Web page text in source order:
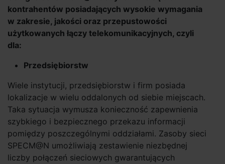
kontrahentów posiadających wysokie wymagania
w zakresie, jakości oraz przepustowości
użytkowanych łączy telekomunikacyjnych, czyli
dla:
Przedsiębiorstw
Wiele instytucji, przedsiębiorstw i firm posiada
lokalizacje w wielu oddalonych od siebie miejscach.
Taka sytuacja wymusza konieczność zapewnienia
szybkiego i bezpiecznego przekazu informacji
pomiędzy poszczególnymi oddziałami. Zasoby sieci
SPECM@N umożliwiają zestawienie niezbędnej
liczby połączeń sieciowych gwarantujących